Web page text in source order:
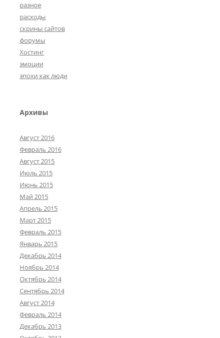
разное
расходы
скрины сайтов
форумы
Хостинг
эмоции
эпохи как люди
Архивы
Август 2016
Февраль 2016
Август 2015
Июль 2015
Июнь 2015
Май 2015
Апрель 2015
Март 2015
Февраль 2015
Январь 2015
Декабрь 2014
Ноябрь 2014
Октябрь 2014
Сентябрь 2014
Август 2014
Февраль 2014
Декабрь 2013